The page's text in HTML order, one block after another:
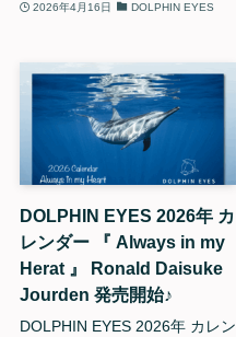
2026年4月16日 DOLPHIN EYES
DOLPHIN EYES 2026年 カ
レンダー 『 Always in my
Herat 』 Ronald Daisuke
Jourden 発売開始♪
DOLPHIN EYES 2026年 カレン